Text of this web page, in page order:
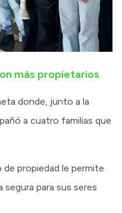
más propietarios
donde, junto a la
a cuatro familias que
propiedad le permite
segura para sus seres